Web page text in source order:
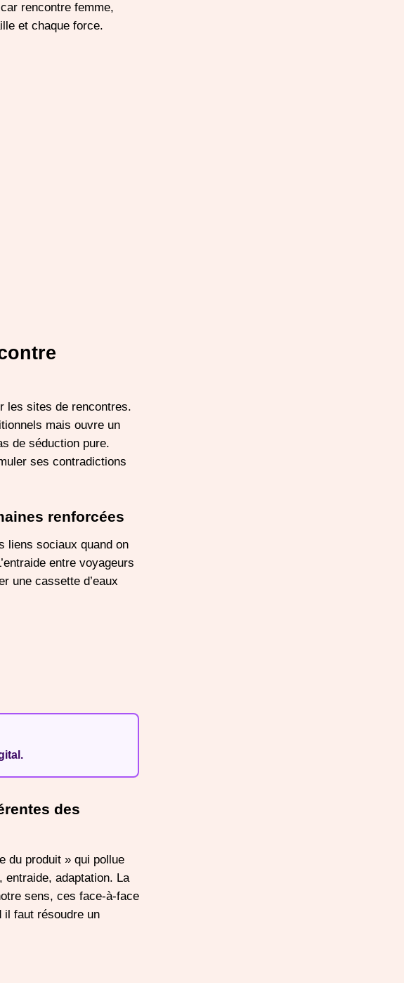
rencontre femme,
et chaque force.
les sites de rencontres.
mais ouvre un
de séduction pure.
ses contradictions
renforcées
liens sociaux quand on
entre voyageurs
une cassette d’eaux
des
du produit » qui pollue
entraide, adaptation. La
sens, ces face-à-face
il faut résoudre un